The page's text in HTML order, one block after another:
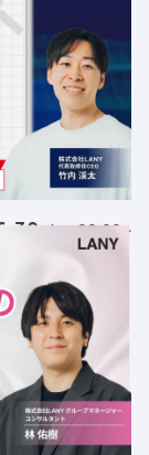
と海外の現在
火 00:00 -
23:59
・クリニック
の12の具体